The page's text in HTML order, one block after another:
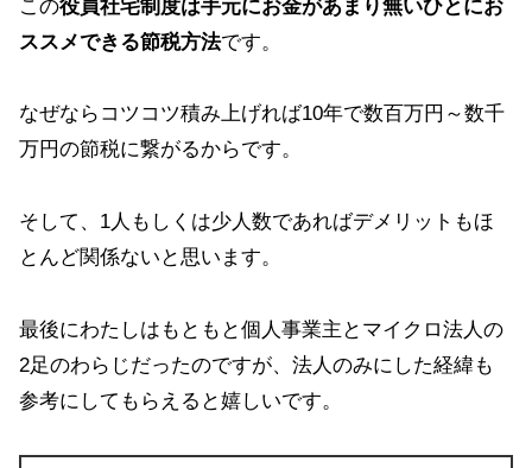
この役員社宅制度は手元にお金があまり無いひとにお
ススメできる節税方法です。
なぜならコツコツ積み上げれば10年で数百万円～数千
万円の節税に繋がるからです。
そして、1人もしくは少人数であればデメリットもほ
とんど関係ないと思います。
最後にわたしはもともと個人事業主とマイクロ法人の
2足のわらじだったのですが、法人のみにした経緯も
参考にしてもらえると嬉しいです。